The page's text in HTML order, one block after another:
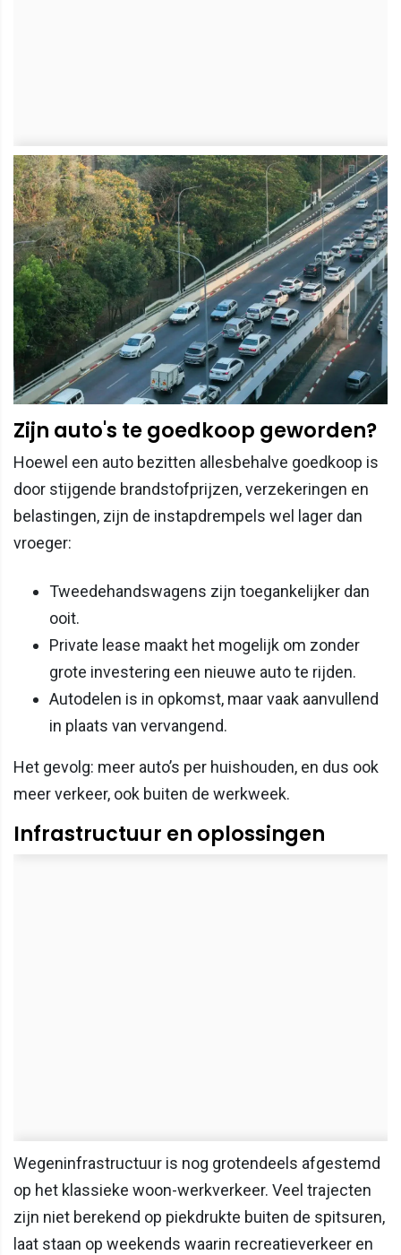
Zijn auto's te goedkoop geworden?
Hoewel een auto bezitten allesbehalve goedkoop is
door stijgende brandstofprijzen, verzekeringen en
belastingen, zijn de instapdrempels wel lager dan
vroeger:
Tweedehandswagens zijn toegankelijker dan
ooit.
Private lease maakt het mogelijk om zonder
grote investering een nieuwe auto te rijden.
Autodelen is in opkomst, maar vaak aanvullend
in plaats van vervangend.
Het gevolg: meer auto’s per huishouden, en dus ook
meer verkeer, ook buiten de werkweek.
Infrastructuur en oplossingen
Wegeninfrastructuur is nog grotendeels afgestemd
op het klassieke woon-werkverkeer. Veel trajecten
zijn niet berekend op piekdrukte buiten de spitsuren,
laat staan op weekends waarin recreatieverkeer en